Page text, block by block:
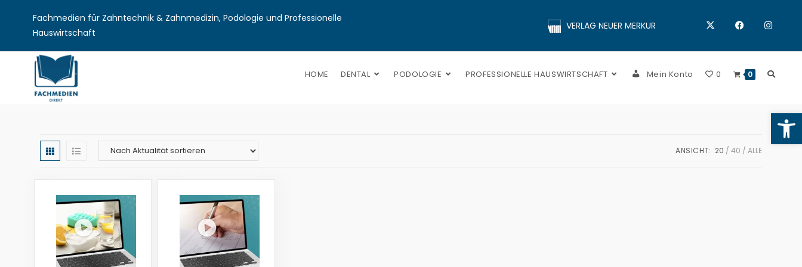
Fachmedien für Zahntechnik & Zahnmedizin, Podologie und Professionelle
Hauswirtschaft
VERLAG NEUER MERKUR
HOME DENTAL PODOLOGIE PROFESSIONELLE HAUSWIRTSCHAFT Mein Konto 0 0
ANSICHT: 20 40 ALLE